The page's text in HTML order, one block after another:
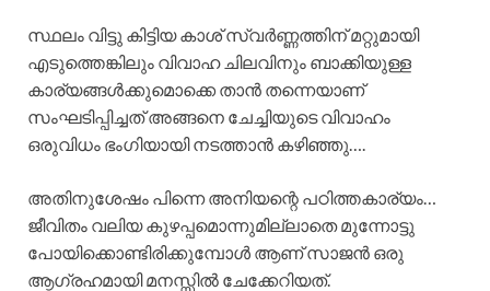
സ്ഥലം വിട്ടു കിട്ടിയ കാശ് സ്വർണ്ണത്തിന് മറ്റുമായി
എടുത്തെങ്കിലും വിവാഹ ചിലവിനും ബാക്കിയുള്ള
കാര്യങ്ങൾക്കുമൊക്കെ താൻ തന്നെയാണ്
സംഘടിപ്പിച്ചത് അങ്ങനെ ചേച്ചിയുടെ വിവാഹം
ഒരുവിധം ഭംഗിയായി നടത്താൻ കഴിഞ്ഞു….
അതിനുശേഷം പിന്നെ അനിയന്റെ പഠിത്തകാര്യം…
ജീവിതം വലിയ കുഴപ്പമൊന്നുമില്ലാതെ മുന്നോട്ടു
പോയിക്കൊണ്ടിരിക്കുമ്പോൾ ആണ് സാജൻ ഒരു
ആഗ്രഹമായി മനസ്സിൽ ചേക്കേറിയത്.